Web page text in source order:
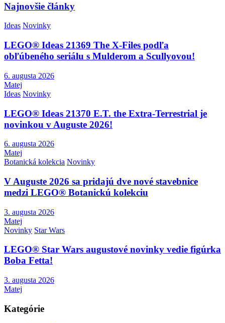
Najnovšie články
Ideas Novinky
LEGO® Ideas 21369 The X-Files podľa
obľúbeného seriálu s Mulderom a Scullyovou!
6. augusta 2026
Matej
Ideas Novinky
LEGO® Ideas 21370 E.T. the Extra-Terrestrial je
novinkou v Auguste 2026!
6. augusta 2026
Matej
Botanická kolekcia Novinky
V Auguste 2026 sa pridajú dve nové stavebnice
medzi LEGO® Botanickú kolekciu
3. augusta 2026
Matej
Novinky Star Wars
LEGO® Star Wars augustové novinky vedie figúrka
Boba Fetta!
3. augusta 2026
Matej
Kategórie